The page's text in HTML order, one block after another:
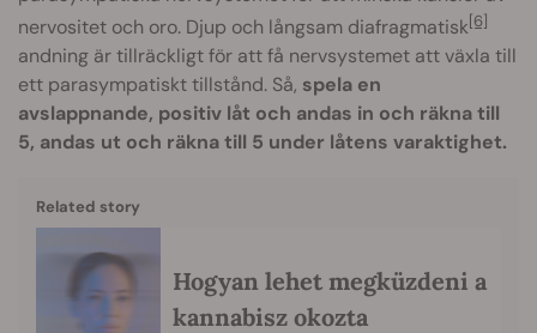
nervositet och oro. Djup och långsam diafragmatisk[6]
andning är tillräckligt för att få nervsystemet att växla till
ett parasympatiskt tillstånd. Så, spela en
avslappnande, positiv låt och andas in och räkna till
5, andas ut och räkna till 5 under låtens varaktighet.
Related story
Hogyan lehet megküzdeni a
kannabisz okozta